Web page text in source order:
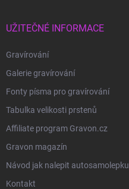
UŽITEČNÉ INFORMACE
Gravírování
Galerie gravírování
Fonty písma pro gravírování
Tabulka velikosti prstenů
Affiliate program Gravon.cz
Gravon magazín
Návod jak nalepit autosamolepku
Kontakt